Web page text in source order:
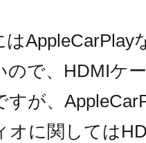
AppleCarPlay
ので、HDMIケ
すが、
オに関しては